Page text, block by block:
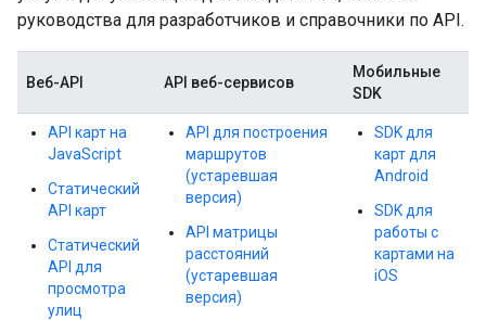
руководства для разработчиков и справочники по API.
Веб-API API веб-сервисов
Мобильные
SDK
API карт на
JavaScript
Статический
API карт
Статический
API для
просмотра
улиц
API для построения
маршрутов
(устаревшая
версия)
API матрицы
расстояний
(устаревшая
версия)
SDK для
карт для
Android
SDK для
работы с
картами на
iOS